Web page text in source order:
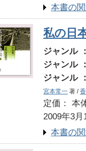
本書の
私の日
ジャンル
ジャンル
ジャンル
宮本常一 著 /
定価：
2009年3月
本書の